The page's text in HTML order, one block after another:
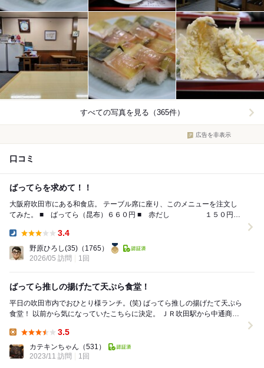
すべての写真を見る（365件）
広告を非表示
口コミ
ばってらを求めて！！
大阪府吹田市にある和食店。 テーブル席に座り、このメニューを注文し
てみた。 ■ ばってら（昆布）６６０円 ■ 赤だし １５０円
3.4
野原ひろし(35) （1765）
2026/05 訪問
1回
ばってら推しの揚げたて天ぷら食堂！
平日の吹田市内でおひとり様ランチ。(笑) ばってら推しの揚げたて天ぷら
食堂！ 以前から気になっていたこちらに決定。 ＪＲ吹田駅から中通商店
3.5
カテキンちゃん （531）
2023/11 訪問
1回